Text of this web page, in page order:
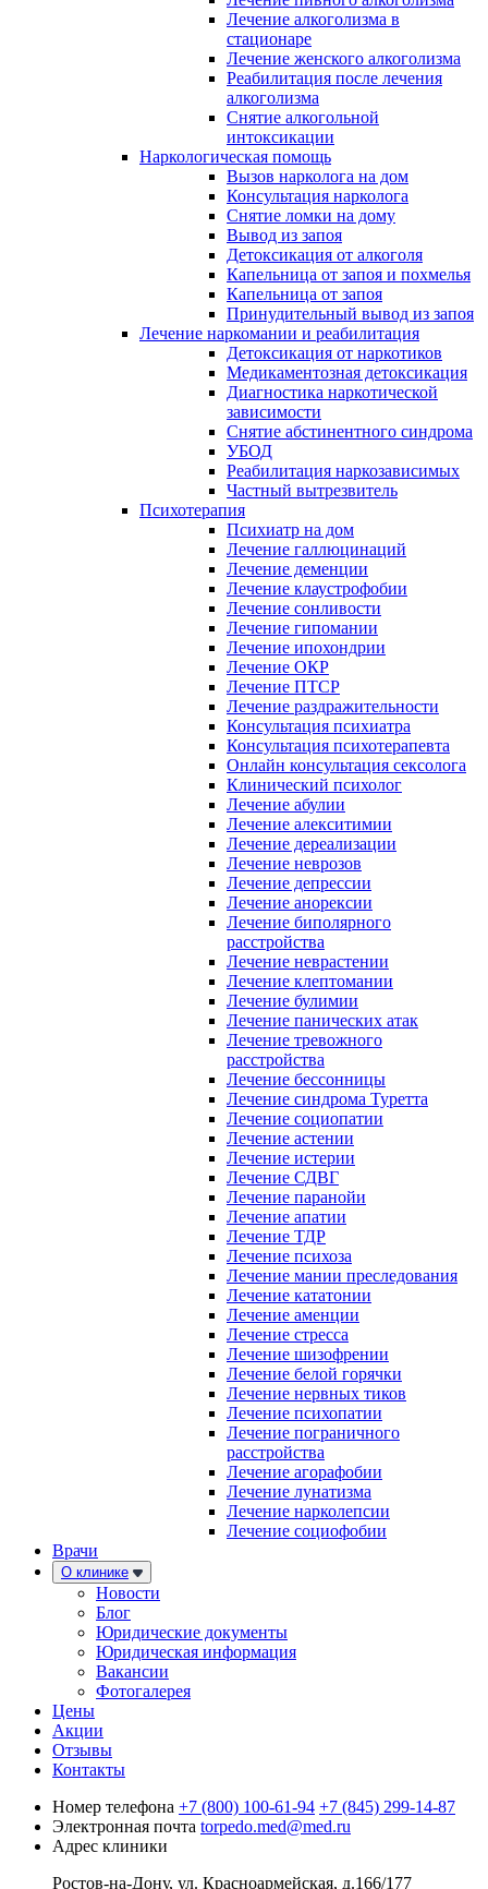
Лечение алкоголизма в
стационаре
Лечение женского алкоголизма
Реабилитация после лечения
алкоголизма
Снятие алкогольной
интоксикации
Наркологическая помощь
Вызов нарколога на дом
Консультация нарколога
Снятие ломки на дому
Вывод из запоя
Детоксикация от алкоголя
Капельница от запоя и похмелья
Капельница от запоя
Принудительный вывод из запоя
Лечение наркомании и реабилитация
Детоксикация от наркотиков
Медикаментозная детоксикация
Диагностика наркотической
зависимости
Снятие абстинентного синдрома
УБОД
Реабилитация наркозависимых
Частный вытрезвитель
Психотерапия
Психиатр на дом
Лечение галлюцинаций
Лечение деменции
Лечение клаустрофобии
Лечение сонливости
Лечение гипомании
Лечение ипохондрии
Лечение ОКР
Лечение ПТСР
Лечение раздражительности
Консультация психиатра
Консультация психотерапевта
Онлайн консультация сексолога
Клинический психолог
Лечение абулии
Лечение алекситимии
Лечение дереализации
Лечение неврозов
Лечение депрессии
Лечение анорексии
Лечение биполярного
расстройства
Лечение неврастении
Лечение клептомании
Лечение булимии
Лечение панических атак
Лечение тревожного
расстройства
Лечение бессонницы
Лечение синдрома Туретта
Лечение социопатии
Лечение астении
Лечение истерии
Лечение СДВГ
Лечение паранойи
Лечение апатии
Лечение ТДР
Лечение психоза
Лечение мании преследования
Лечение кататонии
Лечение аменции
Лечение стресса
Лечение шизофрении
Лечение белой горячки
Лечение нервных тиков
Лечение психопатии
Лечение пограничного
расстройства
Лечение агорафобии
Лечение лунатизма
Лечение нарколепсии
Лечение социофобии
Врачи
О клинике
Новости
Блог
Юридические документы
Юридическая информация
Вакансии
Фотогалерея
Цены
Акции
Отзывы
Контакты
Номер телефона +7 (800) 100-61-94 +7 (845) 299-14-87
Электронная почта torpedo.med@med.ru
Адрес клиники
Ростов-на-Дону, ул. Красноармейская, д.166/177